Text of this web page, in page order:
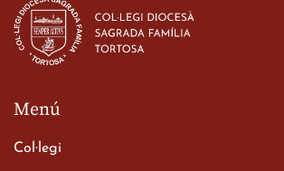
d’ESO-BSD a Irlanda
23 de març de 2026
Menú
Col·legi